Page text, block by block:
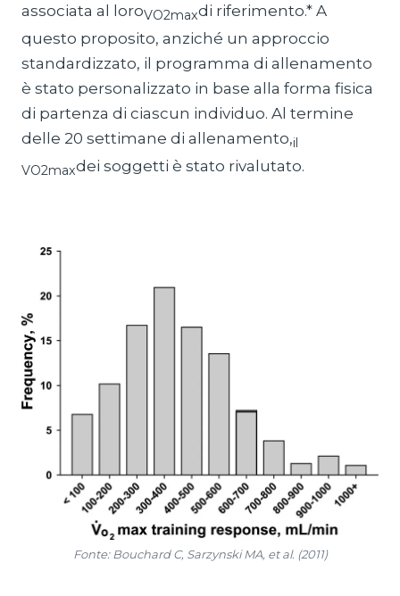
associata al loroVO2maxdi riferimento.* A
questo proposito, anziché un approccio
standardizzato, il programma di allenamento
è stato personalizzato in base alla forma fisica
di partenza di ciascun individuo. Al termine
delle 20 settimane di allenamento,il
VO2maxdei soggetti è stato rivalutato.
Fonte: Bouchard C, Sarzynski MA, et al. (2011)